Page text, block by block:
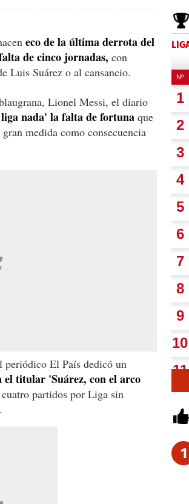
eco de la última derrota del
de cinco jornadas, con
Luis Suárez o al cansancio.
Lionel Messi, el diario
nada' la falta de fortuna que
medida como consecuencia
periódico El País dedicó un
el titular 'Suárez, con el arco
partidos por Liga sin
1